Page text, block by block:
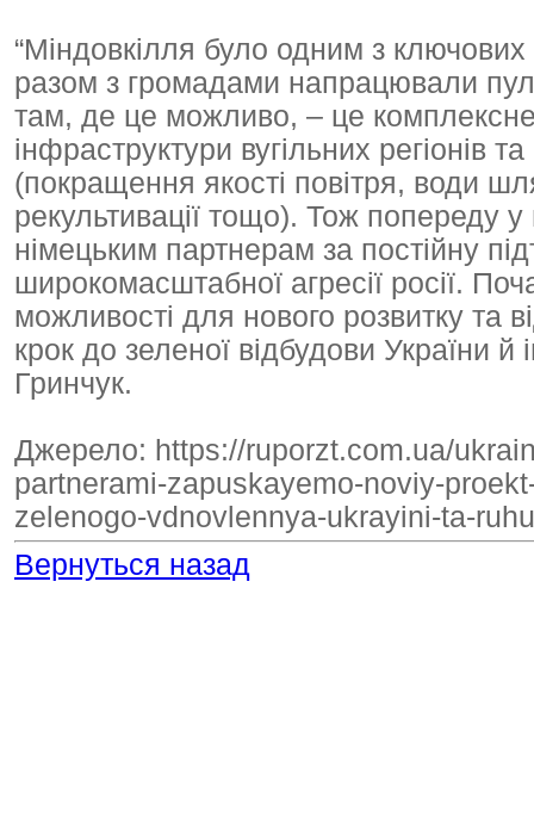
“Міндовкілля було одним з
разом з громадами напрацювали пул
там, де це можливо, – це
інфраструктури вугільних регіонів
(покращення якості повітря, води
рекультивації тощо). Тож попереду у
німецьким партнерам за постійну
широкомасштабної агресії росії.
можливості для нового розвитку та
крок до зеленої відбудови України й
Гринчук.
Джерело: https://ruporzt.com.ua/
partnerami-zapuskayemo-noviy-
zelenogo-vdnovlennya-ukrayini-ta-
Вернуться назад